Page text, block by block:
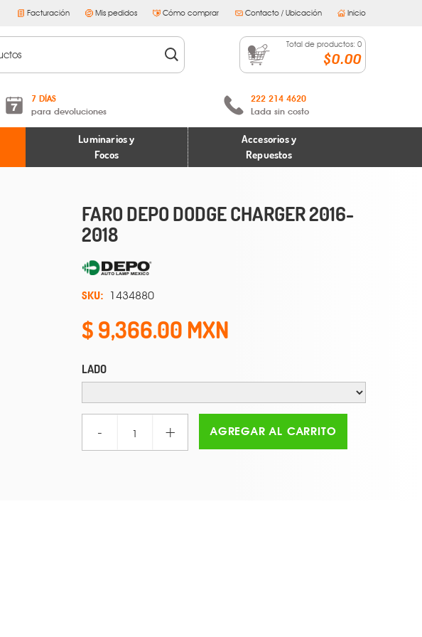
Facturación Mis pedidos Cómo comprar Contacto / Ubicación Inicio
Total de productos: 0
$0.00
7 DÍAS
para devoluciones
Términos y condiciones
Políticas de devoluciones
222 214 4620
Lada sin costo
Luminarios y
Focos
Accesorios y
Repuestos
FARO DEPO DODGE CHARGER 2016-
2018
SKU: 1434880
9,366.00
LADO
- + AGREGAR AL CARRITO